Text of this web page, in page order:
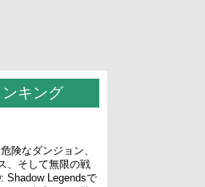
キング
危険なダンジョン、
、そして無限の戦
Shadow Legendsで